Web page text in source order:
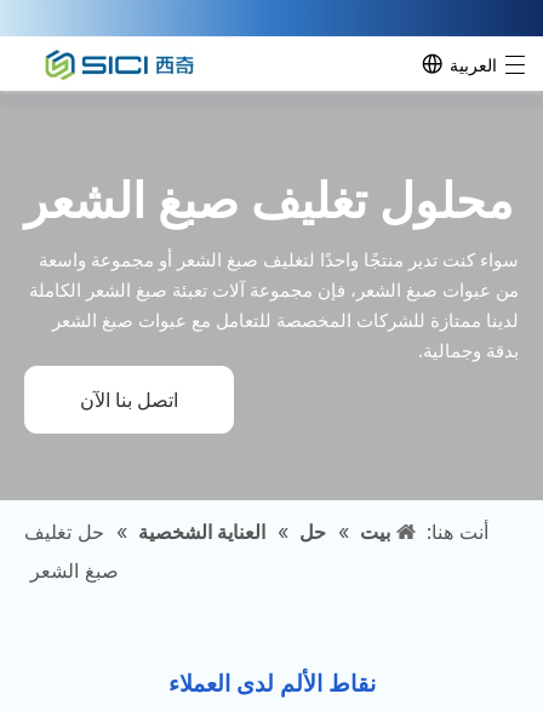
العربية
محلول تغليف صبغ الشعر
سواء كنت تدير منتجًا واحدًا لتغليف صبغ الشعر أو مجموعة واسعة
من عبوات صبغ الشعر، فإن مجموعة آلات تعبئة صبغ الشعر الكاملة
لدينا ممتازة للشركات المخصصة للتعامل مع عبوات صبغ الشعر
بدقة وجمالية.
اتصل بنا الآن
أنت هنا: بيت » حل » العناية الشخصية » حل تغليف
صبغ الشعر
نقاط الألم لدى العملاء